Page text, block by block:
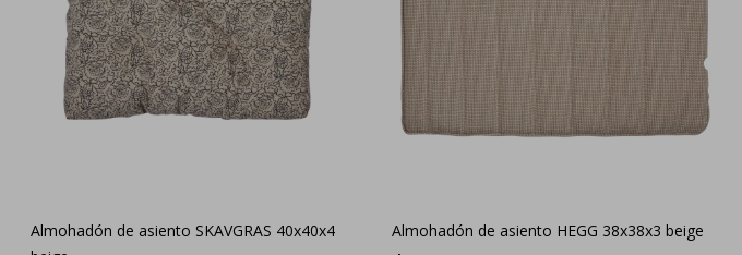
Almohadón de asiento SKAVGRAS 40x40x4
Almohadón de asiento HEGG 38x38x3 beige